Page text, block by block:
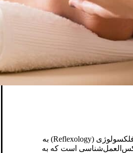
رفلکسولوژی چیست؟ رفلکسولوژی (Reflexology) به
است که به